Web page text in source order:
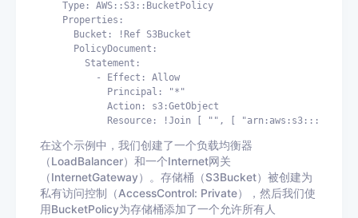
    Type: AWS::S3::BucketPolicy
    Properties:
      Bucket: !Ref S3Bucket
      PolicyDocument:
        Statement:
          - Effect: Allow
            Principal: "*"
            Action: s3:GetObject
在这个示例中，我们创建了一个负载均衡器
（LoadBalancer）和一个Internet网关
（InternetGateway）。存储桶（S3Bucket）被创建为
私有访问控制（AccessControl: Private），然后我们使
用BucketPolicy为存储桶添加了一个允许所有人